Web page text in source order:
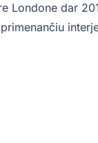
Londone dar